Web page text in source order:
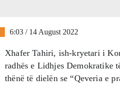
6:03 / 14 August 2022
Xhafer Tahiri, ish-kryetari i
radhës e Lidhjes Demokratike
thënë të dielën se “Qeveria e